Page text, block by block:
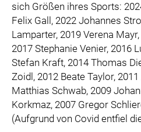
sich Größen ihres Sports:
Felix Gall, 2022 Johannes
Lamparter, 2019 Verena
2017 Stephanie Venier, 2016
Stefan Kraft, 2014 Thomas
Zoidl, 2012 Beate Taylor,
Matthias Schwab, 2009
Korkmaz, 2007 Gregor
(Aufgrund von Covid entfiel